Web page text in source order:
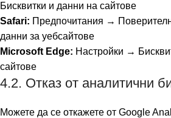
Бисквитки и данни на сайтове
Safari: Предпочитания →
данни за уебсайтове
Microsoft Edge: Настройки →
сайтове
4.2. Отказ от аналитични
Можете да се откажете от Google